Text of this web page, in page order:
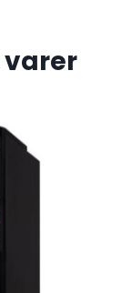
varer